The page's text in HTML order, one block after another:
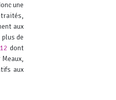
une
aux
de
dont
aux